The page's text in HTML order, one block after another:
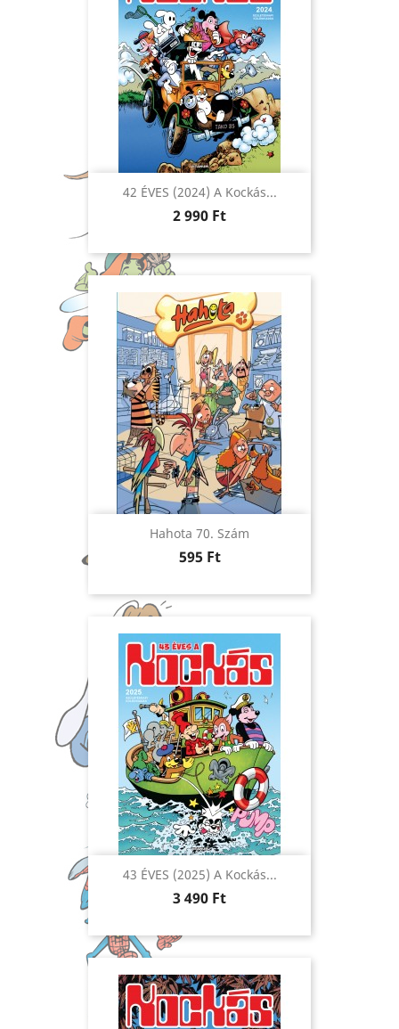
42 ÉVES (2024) A Kockás...
Ár
2 990 Ft
Hahota 70. Szám
Ár
595 Ft
43 ÉVES (2025) A Kockás...
Ár
3 490 Ft